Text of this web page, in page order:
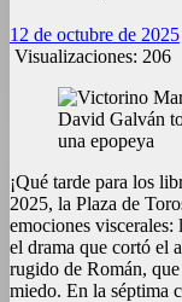
12 de octubre de 2025
Visualizaciones: 206
¡Qué tarde para los
2025, la Plaza de
emociones
el drama que cortó el
rugido de Román,
miedo. En la séptima